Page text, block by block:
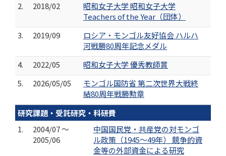
2.
2018/02
昭和女子大学 昭和女子大学
Teachers of the Year（団体）
3.
2019/09
ロシア・モンゴル友好協会 ハルハ
河戦勝80周年記念メダル
4.
2022/05
昭和女子大学 優秀教師賞
5.
2026/05/05
モンゴル国防省 第二次世界大戦終
結80周年戦勝勲章
研究課題・受託研究・科研費
1.
2004/07 ～
2005/06
中国国民党・共産党の対モンゴ
ル政策（1945～49年） 競争的資
金等の外部資金による研究